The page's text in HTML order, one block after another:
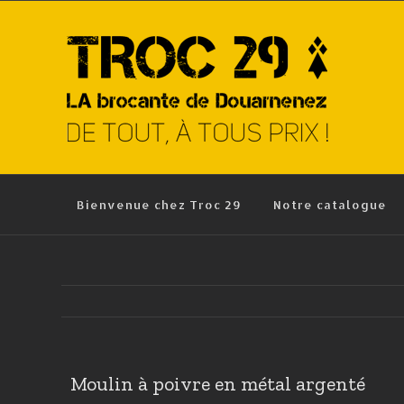
Bienvenue chez Troc 29 Notre catalogue
Moulin à poivre en métal argenté